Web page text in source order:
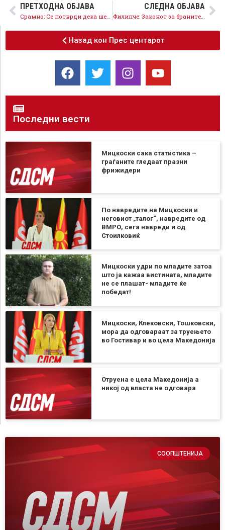
ПРЕТХОДНА ОБЈАВА
Срамно: Се потврди дека шест невини полицајци ќе одговараат за да се заштити Наум Рамука
СЛЕДНА ОБЈАВА
Филипче: Законот за бранители излегува во пресрет на потребите на луѓето , нема етничка димензија
Назад кон Прес центарот
Последни вести
Мицкоски сака статистика –
граѓаните гледаат празни
фрижидери
По навредите на Мицкоски и
неговиот „талог“, навредите од
ВМРО, сега навреди и од
Стоилковиќ
Мицкоски удри по младите затоа
што ја кажаа вистината, младите
не се плашат- младите ќе
победат!
Мицкоски, Клековски, Тошковски,
мора да одговараат за труењето
во Гостивар и во цела Македонија
Отруена е цела Македонија а
никој од власта не одговара
СООПШТЕНИЈА